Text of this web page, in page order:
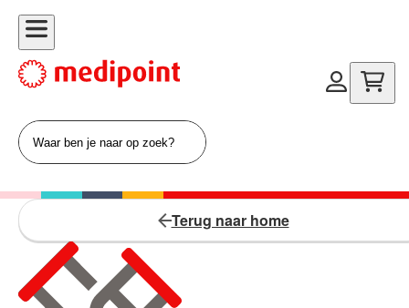
Terug naar home